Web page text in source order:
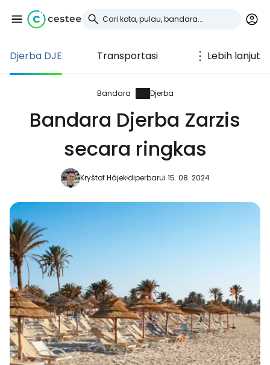
Djerba DJE Transportasi Lebih lanjut
Bandara Djerba
Bandara Djerba Zarzis
secara ringkas
Kryštof Hájekdiperbarui 15. 08. 2024
Masuk ke Cestee
... komunitas perjalanan di seluruh dunia
Lanjutkan dengan Google
Lanjutkan dengan Facebook